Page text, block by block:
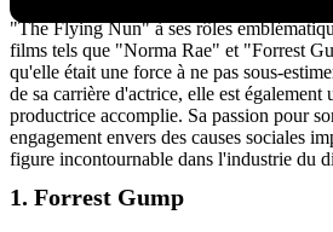
carrière précoce à la télévision dans des
"The Flying Nun" à ses rôles
films tels que "Norma Rae" et "Forrest
qu'elle était une force à ne pas sous-
de sa carrière d'actrice, elle est également
productrice accomplie. Sa passion pour
engagement envers des causes sociales
figure incontournable dans l'industrie du
1. Forrest Gump